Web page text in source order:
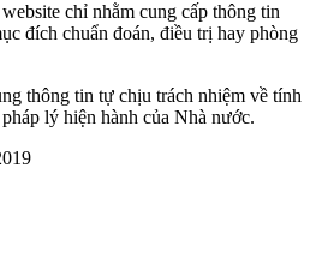
chỉ nhằm cung cấp thông tin
đích chuẩn đoán, điều trị hay phòng
thông tin tự chịu trách nhiệm về tính
lý hiện hành của Nhà nước.